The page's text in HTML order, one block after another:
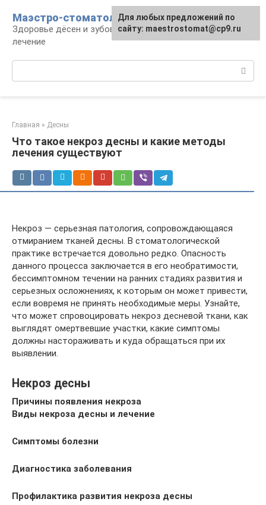
контенту
Маэстро-стоматолог
Здоровье дёсен и зубов, диагностика и
лечение
Главная » Десны
Что такое некроз десны и какие методы
лечения существуют
Некроз — серьезная патология, сопровождающаяся
отмиранием тканей десны. В стоматологической
практике встречается довольно редко. Опасность
данного процесса заключается в его необратимости,
бессимптомном течении на ранних стадиях развития и
серьезных осложнениях, к которым он может привести,
если вовремя не принять необходимые меры. Узнайте,
что может спровоцировать некроз десневой ткани, как
выглядят омертвевшие участки, какие симптомы
должны настораживать и куда обращаться при их
выявлении.
Некроз десны
Причины появления некроза
Виды некроза десны и лечение
Симптомы болезни
Диагностика заболевания
Профилактика развития некроза десны
Для любых предложений по
сайту: maestrostomat@cp9.ru